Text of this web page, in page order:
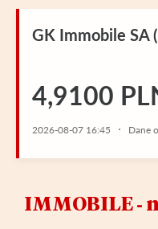
GK Immobile SA
4,9100
2026-08-07 16:45 Dane
IMMOBILE ‑